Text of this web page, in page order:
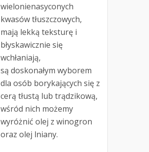
wielonienasyconych
kwasów tłuszczowych,
mają lekką teksturę i
błyskawicznie się
wchłaniają,
są doskonałym wyborem
dla osób borykających się z
cerą tłustą lub trądzikową,
wśród nich możemy
wyróżnić olej z winogron
oraz olej lniany.